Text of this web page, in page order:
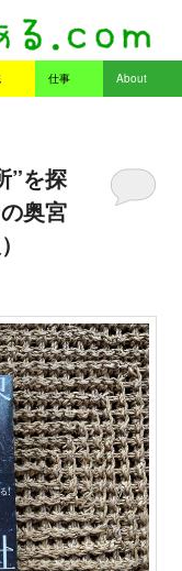
仕事 About
”を探
奥宮